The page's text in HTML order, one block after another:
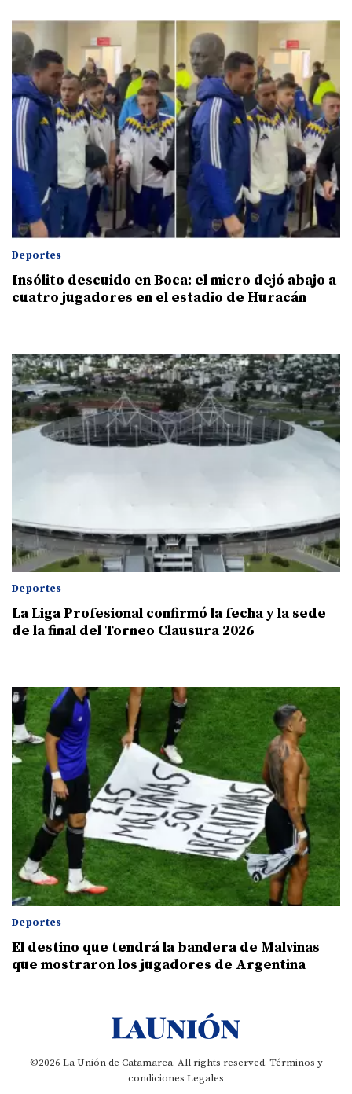
Deportes
Insólito descuido en Boca: el micro dejó abajo a
cuatro jugadores en el estadio de Huracán
Deportes
La Liga Profesional confirmó la fecha y la sede
de la final del Torneo Clausura 2026
Deportes
El destino que tendrá la bandera de Malvinas
que mostraron los jugadores de Argentina
©2026 La Unión de Catamarca. All rights reserved. Términos y
condiciones Legales